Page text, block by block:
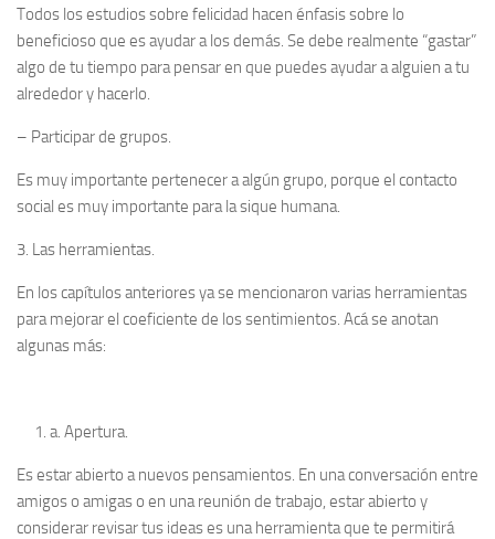
Todos los estudios sobre felicidad hacen énfasis sobre lo
beneficioso que es ayudar a los demás. Se debe realmente “gastar”
algo de tu tiempo para pensar en que puedes ayudar a alguien a tu
alrededor y hacerlo.
– Participar de grupos.
Es muy importante pertenecer a algún grupo, porque el contacto
social es muy importante para la sique humana.
3. Las herramientas.
En los capítulos anteriores ya se mencionaron varias herramientas
para mejorar el coeficiente de los sentimientos. Acá se anotan
algunas más:
a. Apertura.
Es estar abierto a nuevos pensamientos. En una conversación entre
amigos o amigas o en una reunión de trabajo, estar abierto y
considerar revisar tus ideas es una herramienta que te permitirá